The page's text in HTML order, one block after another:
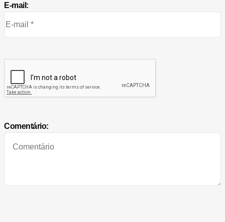
E-mail:
Comentário: